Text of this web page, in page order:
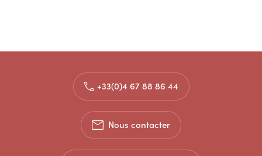
+33(0)4 67 88 86 44
Nous contacter